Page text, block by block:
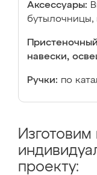
Аксессуары:
бутылочницы,
навески,
Ручки: по
Изготовим
проекту: